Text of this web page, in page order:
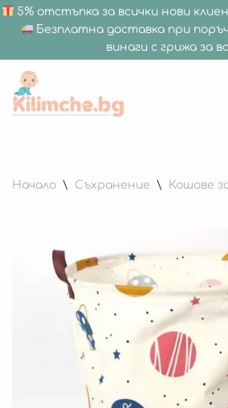
5% отстъпка за всички нови
Безплатна доставка при
винаги с грижа за
Продължете
Начало \ Съхранение \ Кошове